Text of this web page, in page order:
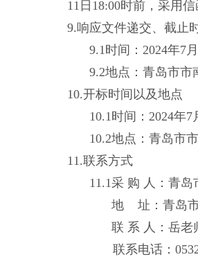
11日18:00时前，采用
9.响应文件递交、截止
9.1时间：2024年7
9.2地点：青岛市市
10.开标时间以及地点
10.1时间：2024年7
10.2地点：青岛市
11.联系方式
11.1采 购 人：青岛
地 址：青岛市
联 系 人：岳老
联系电话：